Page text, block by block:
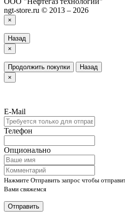
ngt-store.ru © 2013 – 2026
×
Назад
×
Продолжить покупки
Назад
×
E-Mail
Телефон
Опционально
Нажмите Отправить запрос чтобы
Вами свяжемся
Отправить